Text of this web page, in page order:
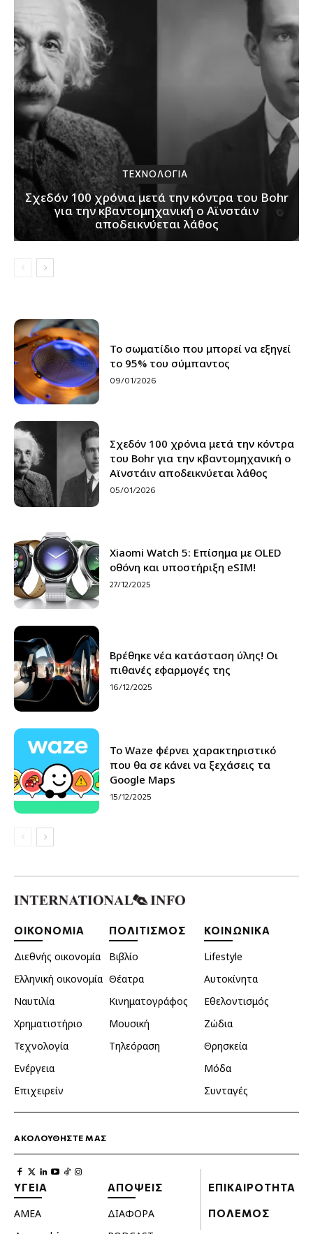
ΤΕΧΝΟΛΟΓΙΑ
Σχεδόν 100 χρόνια μετά την κόντρα του Bohr
για την κβαντομηχανική ο Αϊνστάιν
αποδεικνύεται λάθος
Το σωματίδιο που μπορεί να εξηγεί
το 95% του σύμπαντος
09/01/2026
Σχεδόν 100 χρόνια μετά την κόντρα
του Bohr για την κβαντομηχανική ο
Αϊνστάιν αποδεικνύεται λάθος
05/01/2026
Xiaomi Watch 5: Επίσημα με OLED
οθόνη και υποστήριξη eSIM!
27/12/2025
Βρέθηκε νέα κατάσταση ύλης! Οι
πιθανές εφαρμογές της
16/12/2025
Το Waze φέρνει χαρακτηριστικό
που θα σε κάνει να ξεχάσεις τα
Google Maps
15/12/2025
ΟΙΚΟΝΟΜΙΑ
Διεθνής οικονομία
Ελληνική οικονομία
Ναυτιλία
Χρηματιστήριο
Τεχνολογία
Ενέργεια
Επιχειρείν
ΠΟΛΙΤΙΣΜΟΣ
Βιβλίο
Θέατρα
Κινηματογράφος
Μουσική
Τηλεόραση
ΚΟΙΝΩΝΙΚΑ
Lifestyle
Αυτοκίνητα
Εθελοντισμός
Ζώδια
Θρησκεία
Μόδα
Συνταγές
ΑΚΟΛΟΥΘΗΣΤΕ ΜΑΣ
ΥΓΕΙΑ
ΑΜΕΑ
ΑΠΟΨΕΙΣ
ΔΙΑΦΟΡΑ
ΕΠΙΚΑΙΡΟΤΗΤΑ
ΠΟΛΕΜΟΣ